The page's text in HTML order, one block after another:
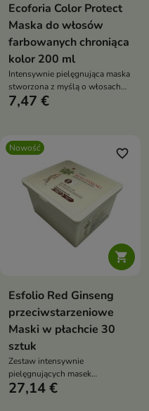
Ecoforia Color Protect
Maska do włosów
farbowanych chroniąca
kolor 200 ml
Intensywnie pielęgnująca maska
stworzona z myślą o włosach
po koloryzacji
7,47 €
Nowość

favorite_border
Esfolio Red Ginseng
przeciwstarzeniowe
Maski w płachcie 30
sztuk
Zestaw intensywnie
pielęgnujących masek
przeznaczonych do skóry
27,14 €